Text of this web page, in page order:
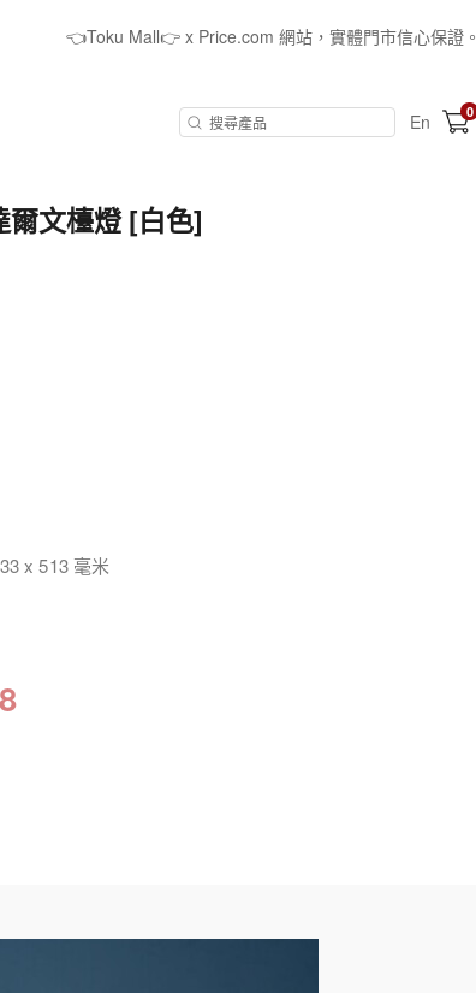
👈Toku Mall👉 x Price.com 網站，實體門市信心保證。
En 0
爾文檯燈 [白色]
x 513 毫米